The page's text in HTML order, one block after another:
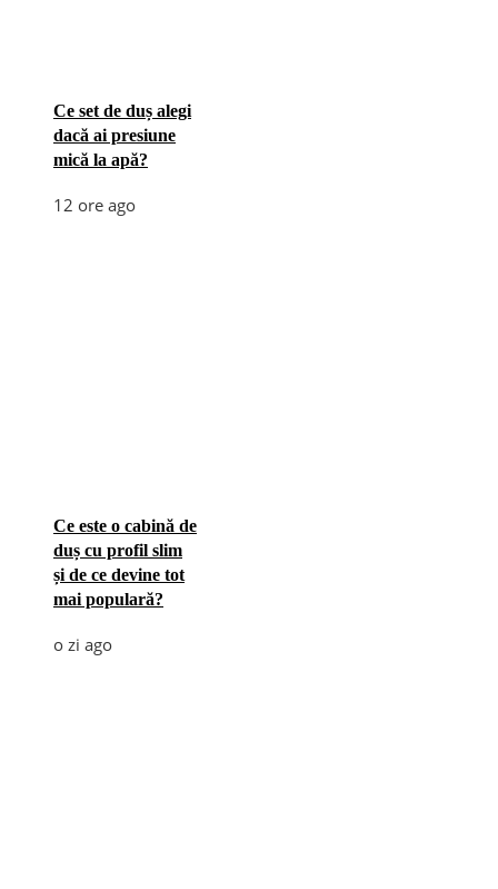
Ce set de duș alegi
dacă ai presiune
mică la apă?
12 ore ago
Ce este o cabină de
duș cu profil slim
și de ce devine tot
mai populară?
o zi ago